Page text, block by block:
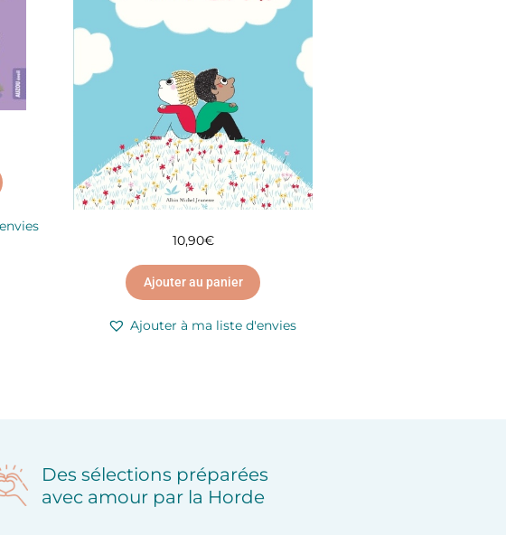
10,90€
Ajouter au panier
Ajouter à ma liste d'envies
Des sélections préparées
avec amour par la Horde